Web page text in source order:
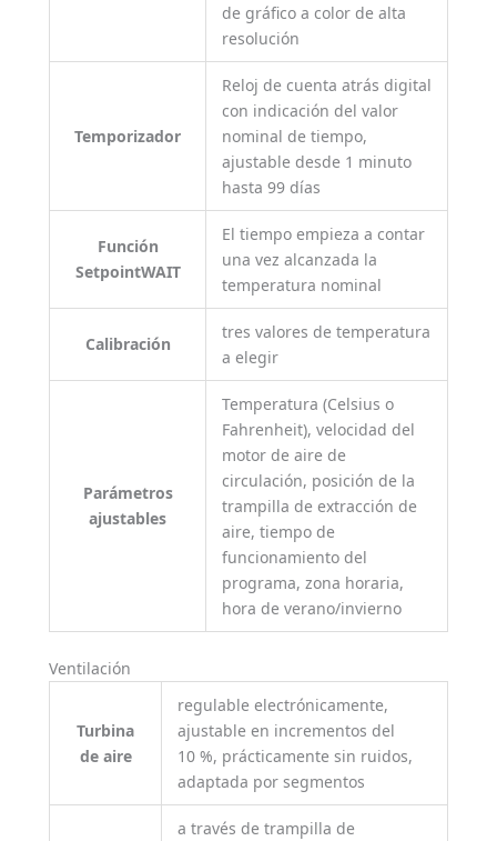
de gráfico a color de alta
resolución
Temporizador
Reloj de cuenta atrás digital
con indicación del valor
nominal de tiempo,
ajustable desde 1 minuto
hasta 99 días
Función
SetpointWAIT
El tiempo empieza a contar
una vez alcanzada la
temperatura nominal
Calibración
tres valores de temperatura
a elegir
Parámetros
ajustables
Temperatura (Celsius o
Fahrenheit), velocidad del
motor de aire de
circulación, posición de la
trampilla de extracción de
aire, tiempo de
funcionamiento del
programa, zona horaria,
hora de verano/invierno
Ventilación
Turbina
de aire
regulable electrónicamente,
ajustable en incrementos del
10 %, prácticamente sin ruidos,
adaptada por segmentos
a través de trampilla de